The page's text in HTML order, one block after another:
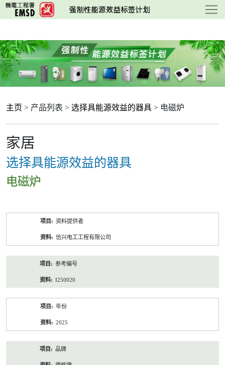
跳
至
要
内
容
主页 > 产品列表 > 选择具能源效益的器具 > 电磁炉
家居
选择具能源效益的器具
电磁炉
资料提供者
信兴电工工程有限公司
参考编号
I250020
年份
2025
品牌